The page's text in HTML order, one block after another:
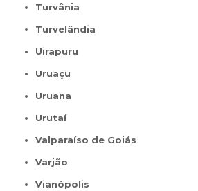
Turvânia
Turvelândia
Uirapuru
Uruaçu
Uruana
Urutaí
Valparaíso de Goiás
Varjão
Vianópolis